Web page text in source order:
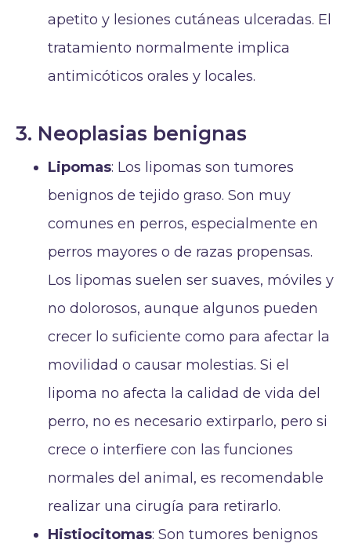
apetito y lesiones cutáneas ulceradas. El
tratamiento normalmente implica
antimicóticos orales y locales.
3. Neoplasias benignas
Lipomas: Los lipomas son tumores
benignos de tejido graso. Son muy
comunes en perros, especialmente en
perros mayores o de razas propensas.
Los lipomas suelen ser suaves, móviles y
no dolorosos, aunque algunos pueden
crecer lo suficiente como para afectar la
movilidad o causar molestias. Si el
lipoma no afecta la calidad de vida del
perro, no es necesario extirparlo, pero si
crece o interfiere con las funciones
normales del animal, es recomendable
realizar una cirugía para retirarlo.
Histiocitomas: Son tumores benignos